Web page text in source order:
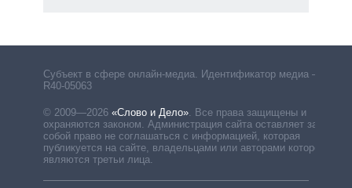
Субъект в сфере онлайн-медиа. Идентификатор медиа –
R40-05063
© 2009—2026 «Слово и Дело»
Все права защищены и
охраняются законом. Администрация сайта оставляет за
собой право не соглашаться с информацией, которая
публикуется на сайте, владельцами или авторами которой
являются третьи лица.